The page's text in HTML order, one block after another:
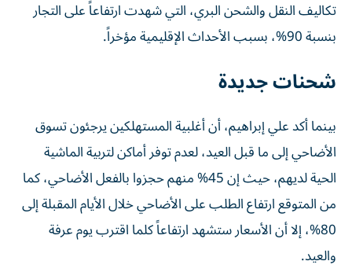
تكاليف النقل والشحن البري، التي شهدت ارتفاعاً على التجار
بنسبة 90%، بسبب الأحداث الإقليمية مؤخراً.
شحنات جديدة
بينما أكد علي إبراهيم، أن أغلبية المستهلكين يرجئون تسوق
الأضاحي إلى ما قبل العيد، لعدم توفر أماكن لتربية الماشية
الحية لديهم، حيث إن 45% منهم حجزوا بالفعل الأضاحي، كما
من المتوقع ارتفاع الطلب على الأضاحي خلال الأيام المقبلة إلى
80%، إلا أن الأسعار ستشهد ارتفاعاً كلما اقترب يوم عرفة
والعيد.